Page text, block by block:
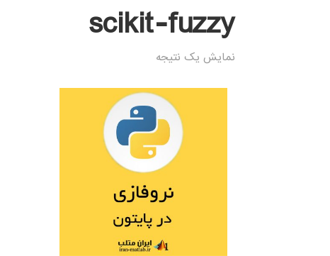
scikit-fuzzy
نمایش یک نتیجه